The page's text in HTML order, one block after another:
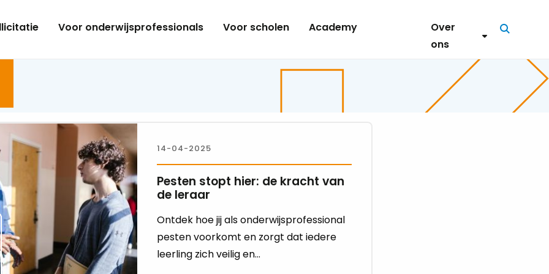
Voor onderwijsprofessionals Voor scholen Academy
Over
ons
Zoeken
14-04-2025
Pesten stopt hier: de kracht van
de leraar
Ontdek hoe jij als onderwijsprofessional
pesten voorkomt en zorgt dat iedere
leerling zich veilig en...